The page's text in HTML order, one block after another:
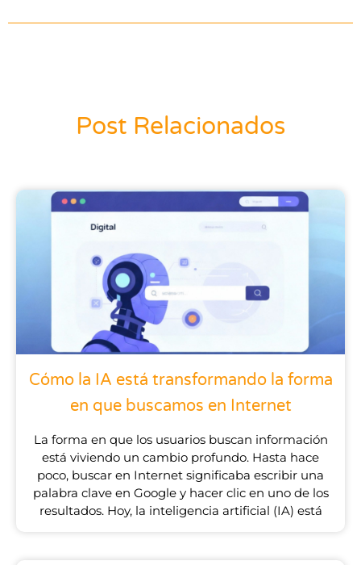
Post Relacionados
Cómo la IA está transformando la forma
en que buscamos en Internet
La forma en que los usuarios buscan información
está viviendo un cambio profundo. Hasta hace
poco, buscar en Internet significaba escribir una
palabra clave en Google y hacer clic en uno de los
resultados. Hoy, la inteligencia artificial (IA) está